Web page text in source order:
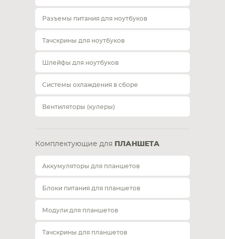
Разъемы питания для ноутбуков
Тачскрины для ноутбуков
Шлейфы для ноутбуков
Системы охлаждения в сборе
Вентиляторы (кулеры)
Комплектующие для ПЛАНШЕТА
Аккумуляторы для планшетов
Блоки питания для планшетов
Модули для планшетов
Тачскрины для планшетов